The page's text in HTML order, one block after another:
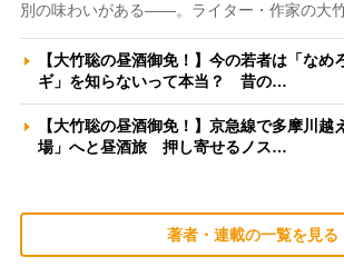
別の味わいがある――。ライター・作家の大
【大竹聡の昼酒御免！】今の若者は「なめ
ギ」を知らないって本当？ 昔の…
【大竹聡の昼酒御免！】京急線で多摩川越
場」へと昼酒旅 押し寄せるノス…
著者・連載の一覧を見る